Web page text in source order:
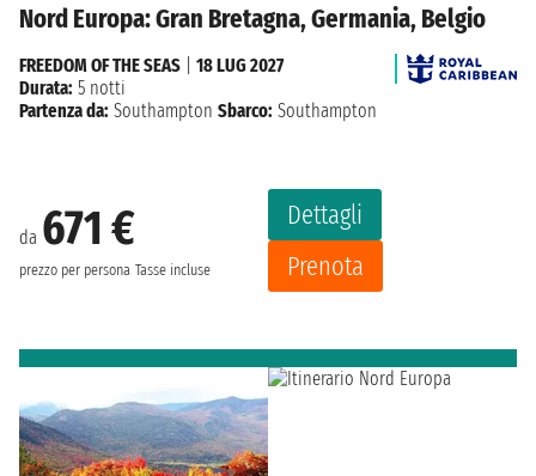
Nord Europa: Gran Bretagna, Germania, Belgio
da 671 €
prezzo per persona Tasse incluse
Dettagli
Prenota
FREEDOM OF THE SEAS
18 LUG 2027
Durata: 5 notti
Partenza da: Southampton Sbarco: Southampton